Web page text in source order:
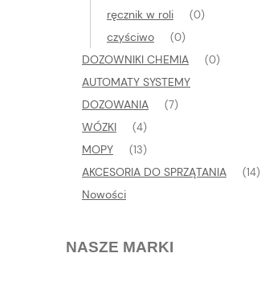
ręcznik w roli (0)
czyściwo (0)
DOZOWNIKI CHEMIA (0)
AUTOMATY SYSTEMY
DOZOWANIA
(7)
WÓZKI (4)
MOPY (13)
AKCESORIA DO SPRZĄTANIA (14)
Nowości
NASZE MARKI